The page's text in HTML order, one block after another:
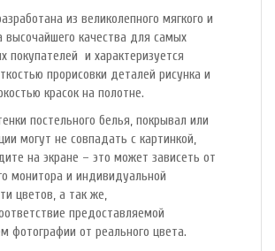
из великолепного мягкого и
высочайшего качества для самых
покупателей и характеризуется
прорисовки деталей рисунка и
красок на полотне.
постельного белья, покрывал или
могут не совпадать с картинкой,
на экране – это может зависеть от
монитора и индивидуальной
цветов, а так же,
предоставляемой
фотографии от реального цвета.